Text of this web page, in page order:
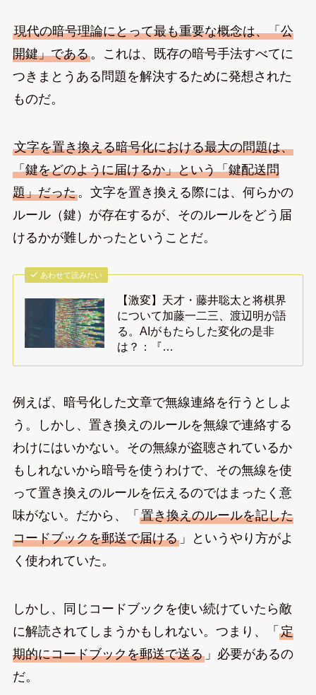
現代の暗号理論にとって最も重要な概念は、「公
開鍵」である。これは、既存の暗号手法すべてに
つきまとうある問題を解決するために発想された
ものだ。
文字を置き換える暗号化における最大の問題は、
「鍵をどのように届けるか」という「鍵配送問
題」だった。文字を置き換える際には、何らかの
ルール（鍵）が存在するが、そのルールをどう届
けるかが難しかったということだ。
あわせて読みたい
【激変】天才・藤井聡太と将棋界
について加藤一二三、渡辺明が語
る。AIがもたらした変化の是非
は？：『…
例えば、暗号化した文章で無線連絡を行うとしよ
う。しかし、置き換えのルールを無線で連絡する
わけにはいかない。その無線が盗聴されているか
もしれないから暗号を使うわけで、その無線を使
って置き換えのルールを伝えるのではまったく意
味がない。だから、「 置き換えのルールを記した
コードブックを郵送で届ける」というやり方がよ
く使われていた。
しかし、同じコードブックを使い続けていたら敵
に解読されてしまうかもしれない。つまり、「 定
期的にコードブックを郵送で送る」必要があるの
だ。